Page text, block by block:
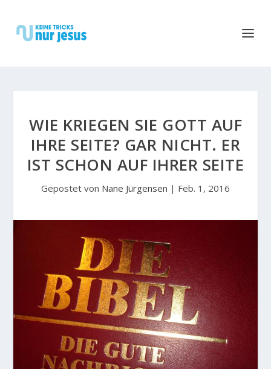
WIE KRIEGEN SIE GOTT AUF
IHRE SEITE? GAR NICHT. ER
IST SCHON AUF IHRER SEITE
Gepostet von Nane Jürgensen | Feb. 1, 2016